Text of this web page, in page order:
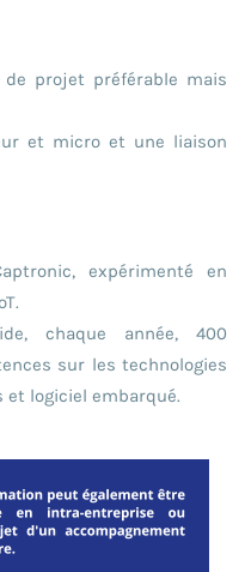
de projet préférable mais
et micro et une liaison
expérimenté en
chaque année, 400
sur les technologies
logiciel embarqué.